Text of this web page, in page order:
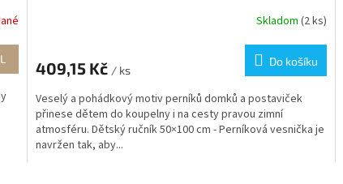
Skladom (2 ks)
409,15 Kč / ks
Do košíku
Veselý a pohádkový motiv perníků domků a postaviček
přinese dětem do koupelny i na cesty pravou zimní
atmosféru. Dětský ručník 50×100 cm - Perníková vesnička je
navržen tak, aby...